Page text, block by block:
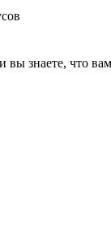
вы знаете, что